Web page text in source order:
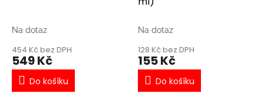
Na dotaz
454 Kč bez DPH
549 Kč
Do košíku
Na dotaz
128 Kč bez DPH
155 Kč
Do košíku